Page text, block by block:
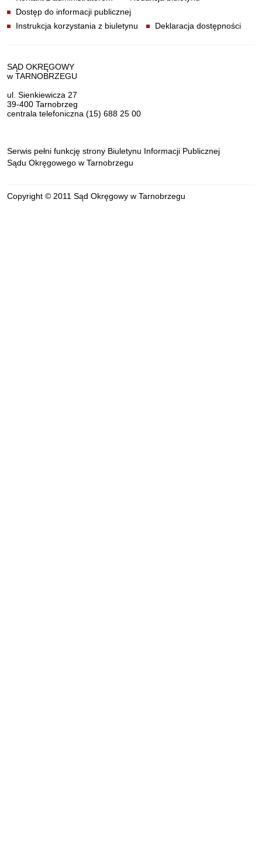
Dostęp do informacji publicznej
Instrukcja korzystania z biuletynu
Deklaracja dostępności
Dane teleadresowe
SĄD OKRĘGOWY
w TARNOBRZEGU
ul. Sienkiewicza 27
39-400 Tarnobrzeg
centrala telefoniczna (15) 688 25 00
Serwis pełni funkcję strony Biuletynu Informacji Publicznej
Sądu Okręgowego w Tarnobrzegu
Copyright © 2011 Sąd Okręgowy w Tarnobrzegu